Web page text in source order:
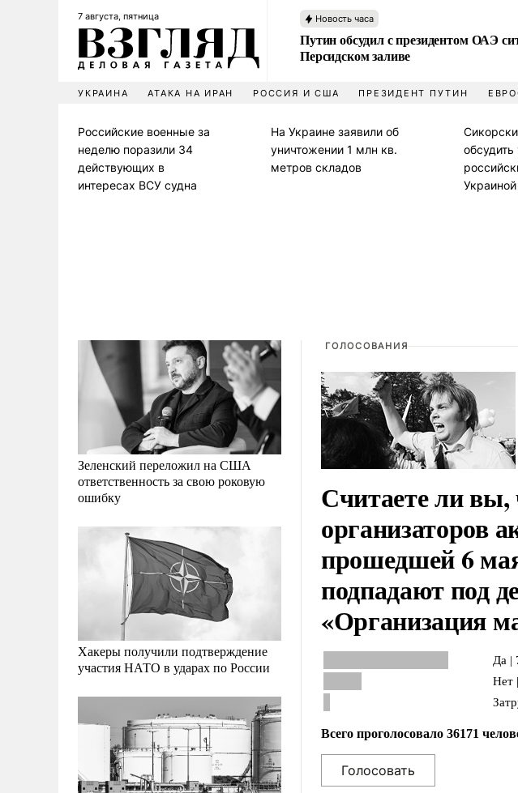
7 августа, пятница Новость часа
Путин обсудил с президентом ОАЭ
Персидском заливе
УКРАИНА АТАКА НА ИРАН РОССИЯ И США ПРЕЗИДЕНТ ПУТИН
Российские военные за
неделю поразили 34
действующих в
интересах ВСУ судна
На Украине заявили об
уничтожении 1 млн кв.
метров складов
Украиной
Зеленский переложил на США
ответственность за свою роковую
ошибку
Хакеры получили подтверждение
участия НАТО в ударах по России
ГОЛОСОВАНИЯ
Считаете ли вы,
организаторов
прошедшей 6
подпадают под
«Организация
Да |
Нет
Всего проголосовало 36171